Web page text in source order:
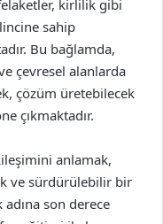
kirlilik gibi
sahip
Bu bağlamda,
çevresel alanlarda
çözüm üretebilecek
çıkmaktadır.
anlamak,
ve sürdürülebilir bir
son derece